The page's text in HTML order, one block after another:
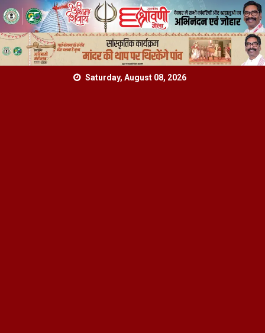
Saturday, August 08, 2026